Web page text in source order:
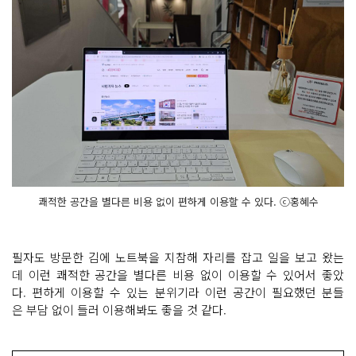
쾌적한 공간을 별다른 비용 없이 편하게 이용할 수 있다. ⓒ홍혜수
필자도 방문한 김에 노트북을 지참해 자리를 잡고 일을 보고 왔는
데 이런 쾌적한 공간을 별다른 비용 없이 이용할 수 있어서 좋았
다. 편하게 이용할 수 있는 분위기라 이런 공간이 필요했던 분들
은 부담 없이 들러 이용해봐도 좋을 것 같다.